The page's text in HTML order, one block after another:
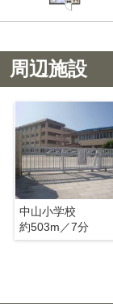
周辺施設
中山小学校
約503m／7分